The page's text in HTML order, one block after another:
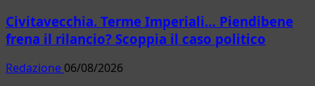
Civitavecchia. Terme Imperiali… Piendibene
frena il rilancio? Scoppia il caso politico
Redazione 06/08/2026